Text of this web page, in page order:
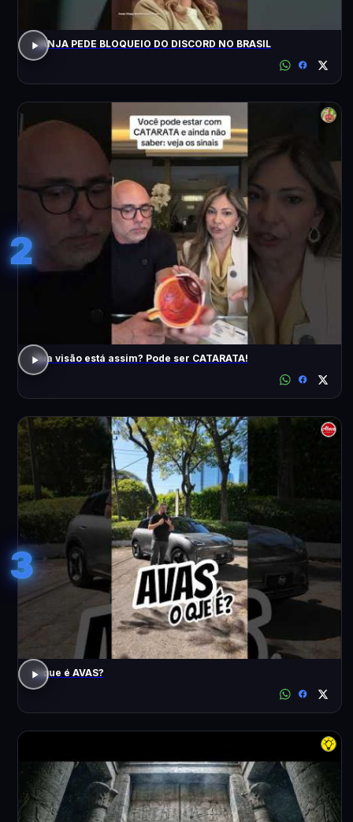
JANJA PEDE BLOQUEIO DO DISCORD NO BRASIL
2
Sua visão está assim? Pode ser CATARATA!
3
o que é AVAS?